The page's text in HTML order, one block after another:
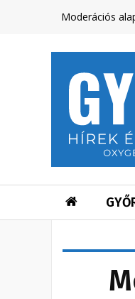
Moderációs